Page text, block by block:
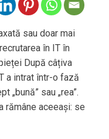
sau doar mai
în IT în
După câțiva
a intrat într-o fază
„bună” sau „rea”.
rămâne aceeași: se